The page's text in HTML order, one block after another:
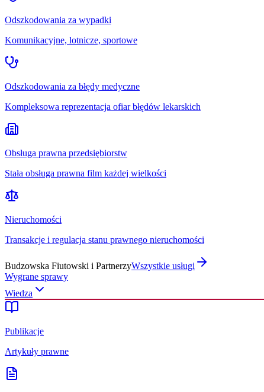
Odszkodowania za wypadki
Komunikacyjne, lotnicze, sportowe
Odszkodowania za błędy medyczne
Kompleksowa reprezentacja ofiar błędów lekarskich
Obsługa prawna przedsiębiorstw
Stała obsługa prawna film każdej wielkości
Nieruchomości
Transakcje i regulacja stanu prawnego nieruchomości
Budzowska Fiutowski i PartnerzyWszystkie usługi
Wygrane sprawy
Wiedza
Publikacje
Artykuły prawne